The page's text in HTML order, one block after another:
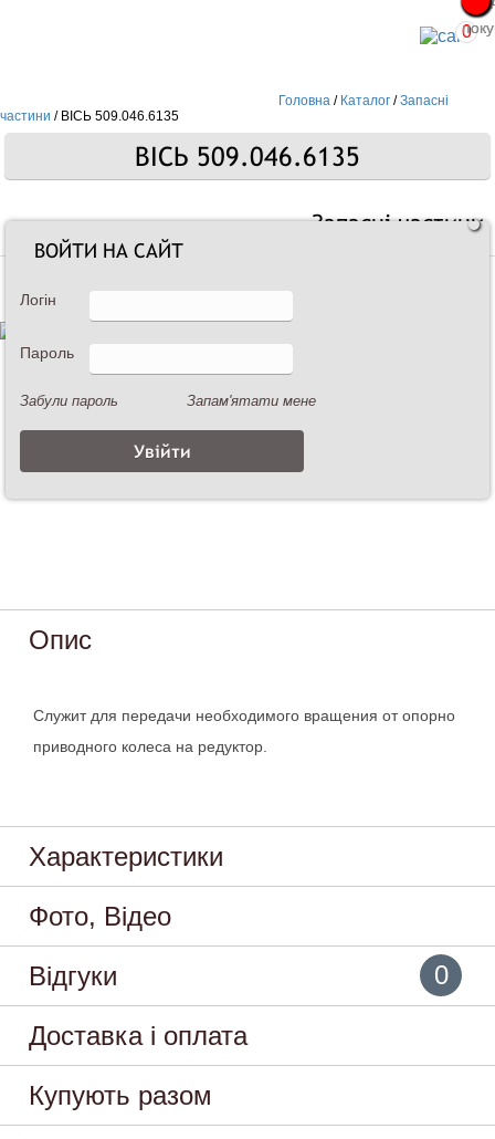
0
Головна / Каталог /Запасні
частини / ВІСЬ 509.046.6135
ВІСЬ 509.046.6135
Запасні частини
Опис
Служит для передачи необходимого вращения от опорно
приводного колеса на редуктор.
Характеристики
Фото, Відео
Відгуки
0
Доставка і оплата
Купують разом
ВОЙТИ НА САЙТ
Логін
Пароль
Забули пароль Запам'ятати мене